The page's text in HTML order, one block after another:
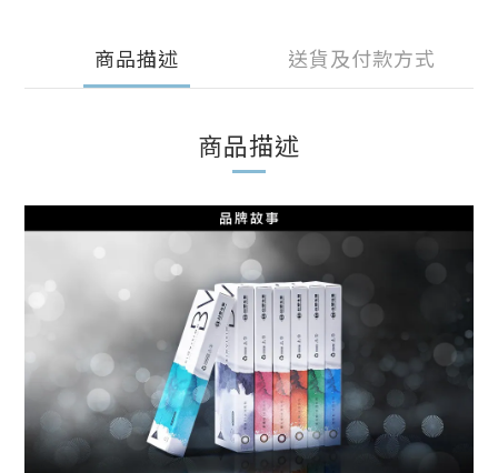
商品描述 送貨及付款方式
商品描述